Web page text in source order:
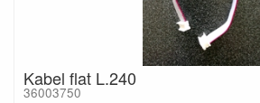
Kabel flat L.240
36003750